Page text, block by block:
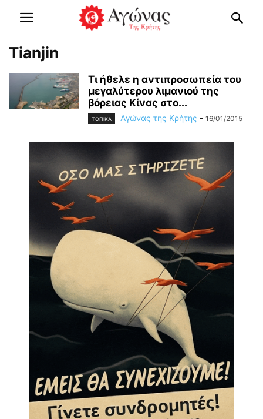
Tianjin
Τι ήθελε η αντιπροσωπεία του
μεγαλύτερου λιμανιού της
βόρειας Κίνας στο...
ΤΟΠΙΚΑ Αγώνας της Κρήτης - 16/01/2015